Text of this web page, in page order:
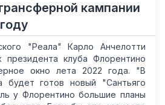
кампании
"Реала" Карло Анчелотти
президента клуба Флорентино
окно лета 2022 года. "В
будет готов новый "Сантьяго
у Флорентино большие планы